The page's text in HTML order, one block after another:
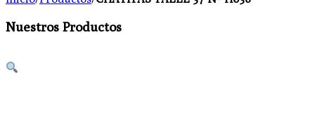
Nuestros Productos